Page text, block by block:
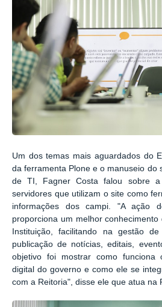
Um dos temas mais aguardados do
da ferramenta Plone e o manuseio do
de TI, Fagner Costa falou sobre
servidores que utilizam o site como
informações dos campi. "A ação
proporciona um melhor
Instituição, facilitando na gestão
publicação de notícias, editais,
objetivo foi mostrar como funciona
digital do governo e como ele se
com a Reitoria", disse ele que atua na